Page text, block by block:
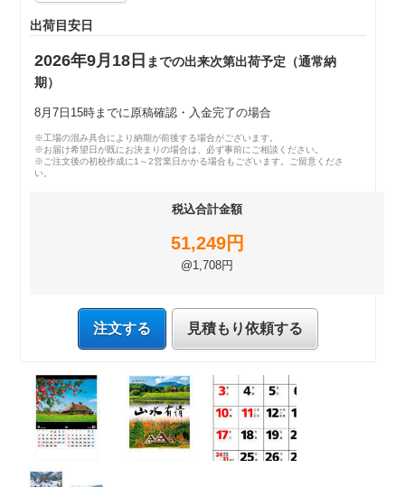
出荷目安日
2026年9月18日 までの出来次第出荷予定（通常納
期）
8月7日15時までに原稿確認・入金完了の場合
※工場の混み具合により納期が前後する場合がございます。
※お届け希望日が既にお決まりの場合は、必ず事前にご相談ください。
※ご注文後の初校作成に1～2営業日かかる場合もございます。ご留意くださ
い。
税込合計金額
51,249円
@1,708円
注文する 見積もり依頼する